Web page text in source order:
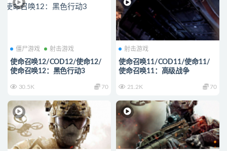
僵尸游戏 射击游戏
使命召唤12/COD12/使命12/
使命召唤12：黑色行动3
30.5K 70
射击游戏
使命召唤11/COD11/使命11/
使命召唤11：高级战争
21.2K 70